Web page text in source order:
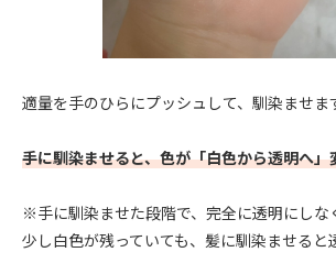
適量を手のひらにプッシュして、馴染ませま
手に馴染ませると、色が「白色から透明へ」
※手に馴染ませた段階で、完全に透明にしな
少し白色が残っていても、髪に馴染ませると